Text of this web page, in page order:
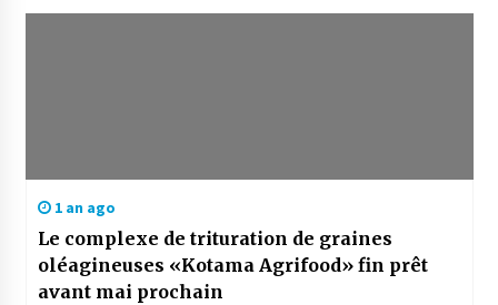
1 an ago
Le complexe de trituration de graines
oléagineuses «Kotama Agrifood» fin prêt
avant mai prochain